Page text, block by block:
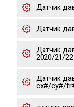
Датчик
Датчик
Датчик
2020/21/22
Датчик
cx#/cy#/